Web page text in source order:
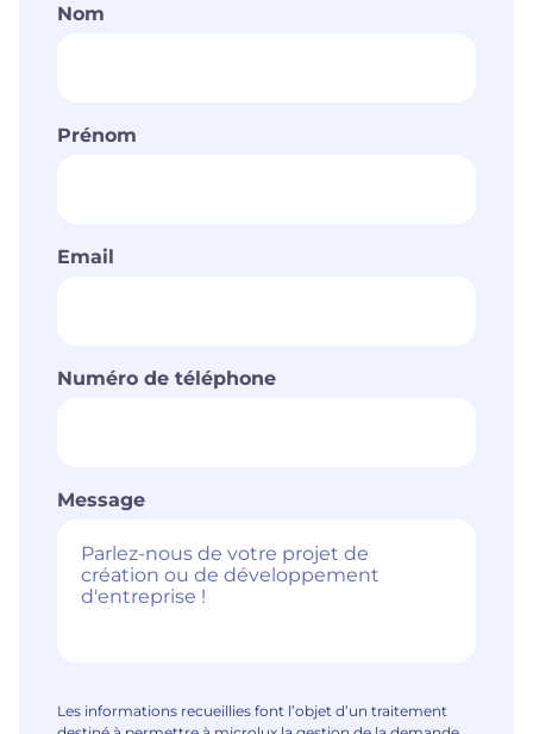
Nom
Prénom
Email
Numéro de téléphone
Message
Les informations recueillies font l’objet d’un traitement